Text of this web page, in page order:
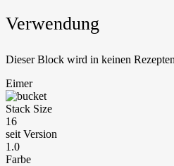
Verwendung
Dieser Block wird in keinen
Eimer
Stack Size
16
seit Version
1.0
Farbe